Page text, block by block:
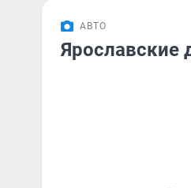
АВТО
Ярославские